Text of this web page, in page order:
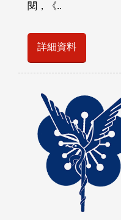
閱，《..
詳細資料